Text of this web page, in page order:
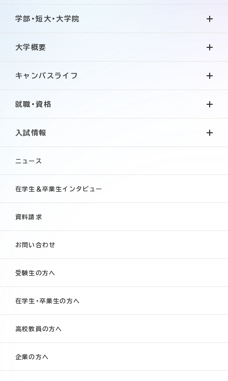
学部・短大・大学院
大学概要
キャンパスライフ
就職・資格
入試情報
ニュース
在学生＆卒業生インタビュー
資料請求
お問い合わせ
受験生の方へ
在学生・卒業生の方へ
高校教員の方へ
企業の方へ